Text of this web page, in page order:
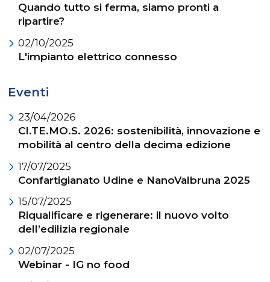
Quando tutto si ferma, siamo pronti a
ripartire?
02/10/2025
L'impianto elettrico connesso
Eventi
23/04/2026
CI.TE.MO.S. 2026: sostenibilità, innovazione e
mobilità al centro della decima edizione
17/07/2025
Confartigianato Udine e NanoValbruna 2025
15/07/2025
Riqualificare e rigenerare: il nuovo volto
dell’edilizia regionale
02/07/2025
Webinar - IG no food